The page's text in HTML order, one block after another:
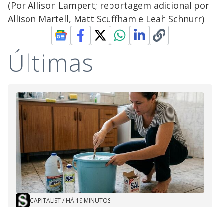
(Por Allison Lampert; reportagem adicional por
Allison Martell, Matt Scuffham e Leah Schnurr)
Últimas
CAPITALIST/ HÁ 19 MINUTOS